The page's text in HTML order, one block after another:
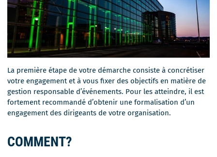
La première étape de votre démarche consiste à concrétiser
votre engagement et à vous fixer des objectifs en matière de
gestion responsable d’événements. Pour les atteindre, il est
fortement recommandé d’obtenir une formalisation d’un
engagement des dirigeants de votre organisation.
COMMENT?